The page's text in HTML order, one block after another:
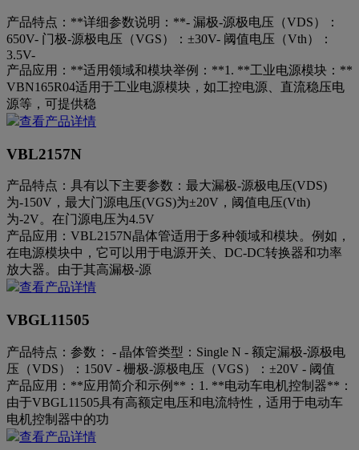
产品特点： **详细参数说明：**- 漏极-源极电压（VDS）：
650V- 门极-源极电压（VGS）：±30V- 阈值电压（Vth）：
3.5V-
产品应用： **适用领域和模块举例：**1. **工业电源模块：**
VBN165R04适用于工业电源模块，如工控电源、直流稳压电
源等，可提供稳
查看产品详情
VBL2157N
产品特点： 具有以下主要参数：最大漏极-源极电压(VDS)
为-150V，最大门源电压(VGS)为±20V，阈值电压(Vth)
为-2V。在门源电压为4.5V
产品应用： VBL2157N晶体管适用于多种领域和模块。例如，
在电源模块中，它可以用于电源开关、DC-DC转换器和功率
放大器。由于其高漏极-源
查看产品详情
VBGL11505
产品特点： 参数： - 晶体管类型：Single N - 额定漏极-源极电
压（VDS）：150V - 栅极-源极电压（VGS）：±20V - 阈值
产品应用： **应用简介和示例**：1. **电动车电机控制器**：
由于VBGL11505具有高额定电压和电流特性，适用于电动车
电机控制器中的功
查看产品详情